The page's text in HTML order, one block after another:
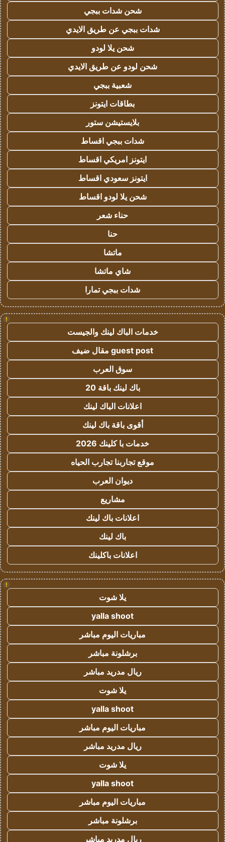
شحن شدات ببجي
شدات ببجي عن طريق الايدي
شحن يلا لودو
شحن لودو عن طريق الايدي
شعبية ببجي
بطاقات ايتونز
بلايستيشن ستور
شدات ببجي اقساط
ايتونز امريكي اقساط
ايتونز سعودي اقساط
شحن يلا لودو اقساط
حناء شعر
حنا
ماتشا
شاي ماتشا
شدات ببجي تمارا
!
خدمات الباك لينك والجيست
guest post مقال ضيف
سوق العرب
باك لينك باقة 20
اعلانات الباك لينك
أقوى باقة باك لينك
خدمات با كلينك 2026
موقع تجاربنا تجارب الحياه
ديوان العرب
مشاريع
اعلانات باك لينك
باك لينك
اعلانات باكلينك
!
يلا شوت
yalla shoot
مباريات اليوم مباشر
برشلونة مباشر
ريال مدريد مباشر
يلا شوت
yalla shoot
مباريات اليوم مباشر
ريال مدريد مباشر
يلا شوت
yalla shoot
مباريات اليوم مباشر
برشلونة مباشر
ريال مدريد مباشر